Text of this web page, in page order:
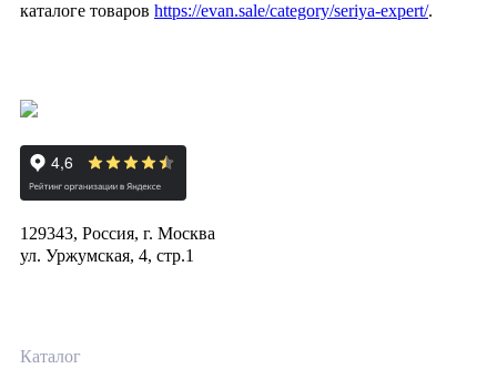
каталоге товаров https://evan.sale/category/seriya-expert/.
129343, Россия, г. Москва
ул. Уржумская, 4, стр.1
Каталог